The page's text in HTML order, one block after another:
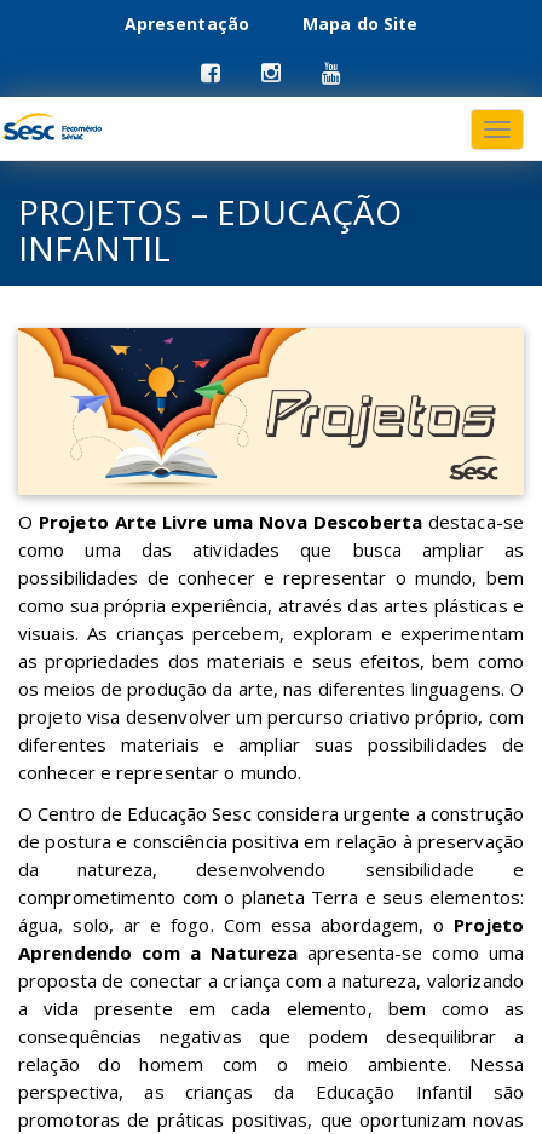
Apresentação Mapa do Site
Menu
primário
Pular
para
o
PROJETOS – EDUCAÇÃO
INFANTIL
O Projeto Arte Livre uma Nova Descoberta destaca-se
como uma das atividades que busca ampliar as
possibilidades de conhecer e representar o mundo, bem
como sua própria experiência, através das artes plásticas e
visuais. As crianças percebem, exploram e experimentam
as propriedades dos materiais e seus efeitos, bem como
os meios de produção da arte, nas diferentes linguagens. O
projeto visa desenvolver um percurso criativo próprio, com
diferentes materiais e ampliar suas possibilidades de
conhecer e representar o mundo.
O Centro de Educação Sesc considera urgente a construção
de postura e consciência positiva em relação à preservação
da natureza, desenvolvendo sensibilidade e
comprometimento com o planeta Terra e seus elementos:
água, solo, ar e fogo. Com essa abordagem, o Projeto
Aprendendo com a Natureza apresenta-se como uma
proposta de conectar a criança com a natureza, valorizando
a vida presente em cada elemento, bem como as
consequências negativas que podem desequilibrar a
relação do homem com o meio ambiente. Nessa
perspectiva, as crianças da Educação Infantil são
promotoras de práticas positivas, que oportunizam novas